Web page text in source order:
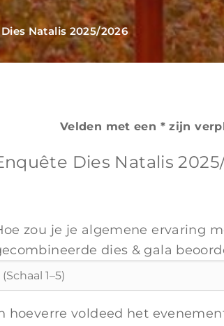
Natalis 2025/2026
Velden met een * zijn
Dies Natalis
zou je je algemene ervaring
dies & gala
hoeverre voldeed het